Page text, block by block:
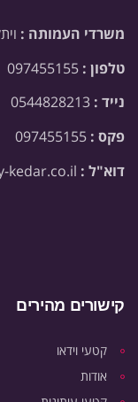
משרדי העמותה : ויתקין
טלפון : 097455155
נייד : 0544828213
פקס : 097455155
דוא"ל : kedar.co.il
קישורים מהירים
קטעי וידאו
אודות